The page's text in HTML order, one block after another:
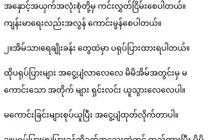
အနှောင့်အယှက်အလုံးစုံတို့မှ ကင်းလွှတ်ငြိမ်းစေပါတယ်။
ကျန်းမာရေးလည်းအလွန် ကောင်းမွန်စေပါတယ်။
၂။အိမ်သာ၊ရေချိုးခန်း တွေထဲမှာ ပရုပ်ပြားထားရပါတယ်။
ထိုပရုပ်ပြားများ အငွေ့ပျံလာလေလေ မိမိအိမ်အတွင်းမှ မ
ကောင်းသော အတိုက် များ ရှင်းလင်း ယူသွားလေလေပါ။
မကောင်းခြင်းများစုပ်ယူပြီး အငွေ့ပျံထုတ်လိုက်တာပါ။